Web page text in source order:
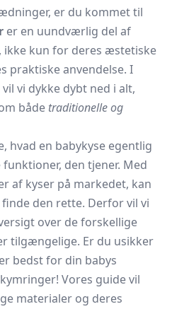
er du kommet til
er en uundværlig del af
ikke kun for deres æstetiske
praktiske anvendelse. I
vi dykke dybt ned i alt,
både traditionelle og
hvad en babykyse egentlig
den tjener. Med
af kyser på markedet, kan
den rette. Derfor vil vi
over de forskellige
tilgængelige. Er du usikker
bedst for din babys
Vores guide vil
materialer og deres